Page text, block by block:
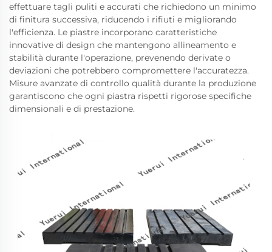
effettuare tagli puliti e accurati che richiedono un minimo
di finitura successiva, riducendo i rifiuti e migliorando
l'efficienza. Le piastre incorporano caratteristiche
innovative di design che mantengono allineamento e
stabilità durante l'operazione, prevenendo derivate o
deviazioni che potrebbero compromettere l'accuratezza.
Misure avanzate di controllo qualità durante la produzione
garantiscono che ogni piastra rispetti rigorose specifiche
dimensionali e di prestazione.